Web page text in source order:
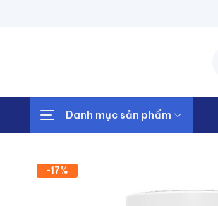
Danh mục sản phẩm
-17%